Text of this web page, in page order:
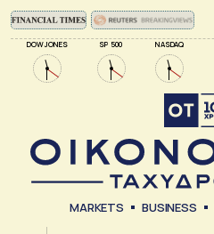
DOW JONES SP 500 NASDAQ
MARKETS BUSINESS